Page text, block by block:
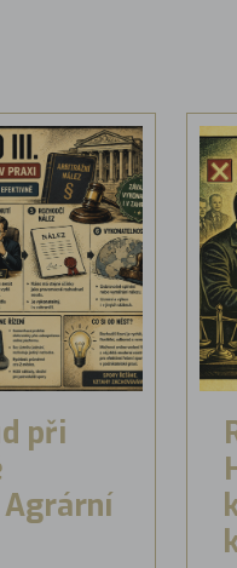
při
Agrární